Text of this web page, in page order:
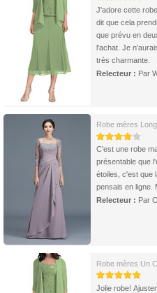
J'adore cette
dit que cela
que prévu en
l'achat. Je
très charmante.
Relecteur : Par
Robe mères
C'est une robe
présentable que
étoiles, c'est que
pensais en ligne.
Relecteur : Par
Robe mères Un
Jolie robe!